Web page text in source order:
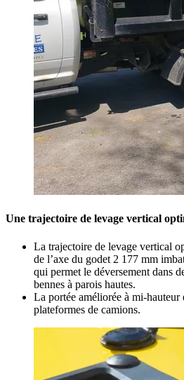
Une trajectoire de levage vertical
La trajectoire de levage vertical
de l’axe du godet 2 177 mm
qui permet le déversement dans
bennes à parois hautes.
La portée améliorée à mi-hauteur
plateformes de camions.